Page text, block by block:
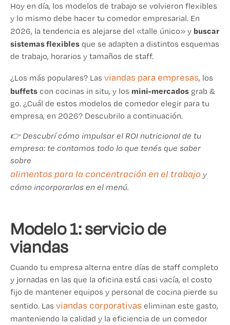
Hoy en día, los modelos de trabajo se volvieron flexibles
y lo mismo debe hacer tu comedor empresarial. En
2026, la tendencia es alejarse del «talle único» y buscar
sistemas flexibles que se adapten a distintos esquemas
de trabajo, horarios y tamaños de staff.
¿Los más populares? Las viandas para empresas, los
buffets con cocinas in situ, y los mini-mercados grab &
go. ¿Cuál de estos modelos de comedor elegir para tu
empresa, en 2026? Descubrilo a continuación.
👉 Descubrí cómo impulsar el ROI nutricional de tu
empresa: te contamos todo lo que tenés que saber
sobre
alimentos para la concentración en el trabajo y
cómo incorporarlos en el menú.
Modelo 1: servicio de
viandas
Cuando tu empresa alterna entre días de staff completo
y jornadas en las que la oficina está casi vacía, el costo
fijo de mantener equipos y personal de cocina pierde su
sentido. Las viandas corporativas eliminan este gasto,
manteniendo la calidad y la eficiencia de un comedor